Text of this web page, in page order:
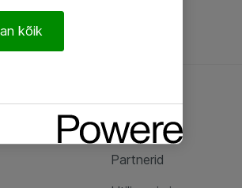
Ateast
Partnerid
kõik